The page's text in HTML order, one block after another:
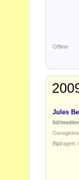
Offline
Jules
lid/
Bijdragen: